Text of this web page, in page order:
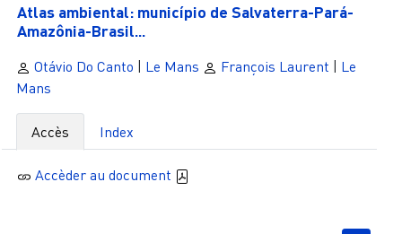
Atlas ambiental: município de Salvaterra-Pará-
Amazônia-Brasil...
Otávio Do Canto | Le Mans François Laurent | Le
Mans
Accès Index
Accèder au document